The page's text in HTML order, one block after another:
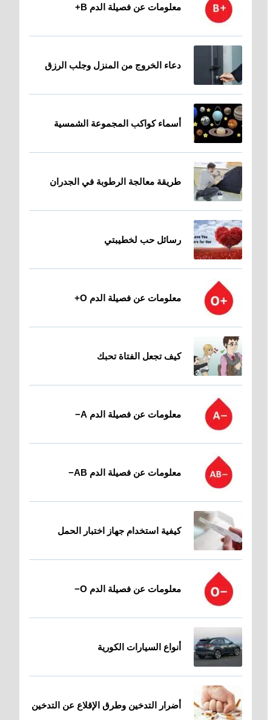
معلومات عن فصيلة الدم B+
دعاء الخروج من المنزل وجلب الرزق
أسماء كواكب المجموعة الشمسية
طريقة معالجة الرطوبة في الجدران
رسائل حب لخطيبتي
معلومات عن فصيلة الدم O+
كيف تجعل الفتاة تحبك
معلومات عن فصيلة الدم A−
معلومات عن فصيلة الدم AB−
كيفية استخدام جهاز اختبار الحمل
معلومات عن فصيلة الدم O−
أنواع السيارات الكورية
أضرار التدخين وطرق الإقلاع عن التدخين